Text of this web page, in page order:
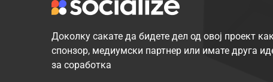
Доколку сакате да бидете дел од овој проект
спонзор, медиумски партнер или имате друга
за соработка